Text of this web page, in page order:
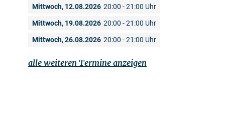
Mittwoch, 12.08.2026 20:00 - 21:00 Uhr
Mittwoch, 19.08.2026 20:00 - 21:00 Uhr
Mittwoch, 26.08.2026 20:00 - 21:00 Uhr
alle weiteren Termine anzeigen